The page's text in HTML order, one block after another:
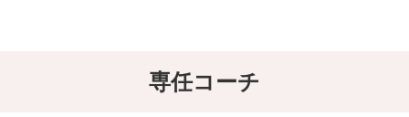
専任コーチ